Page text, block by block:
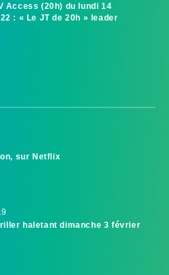
Access (20h) du lundi 14
: « Le JT de 20h » leader
sur Netflix
haletant dimanche 3 février